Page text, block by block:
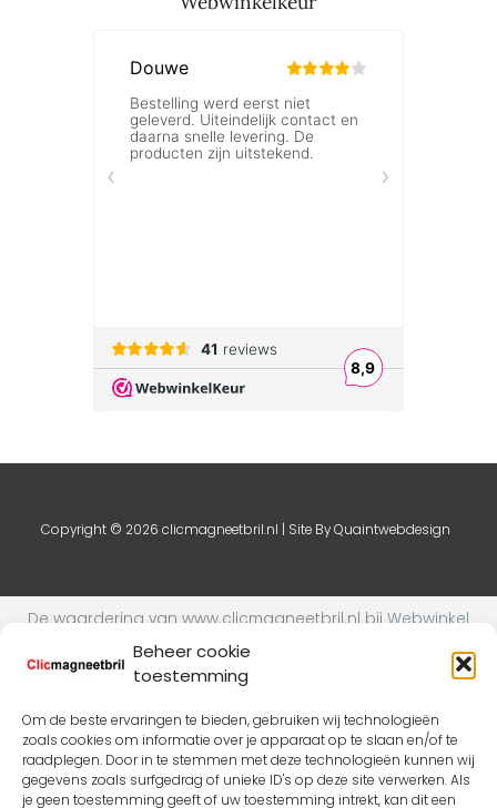
Beheer cookie
toestemming
Om de beste ervaringen te bieden, gebruiken wij technologieën
zoals cookies om informatie over je apparaat op te slaan en/of te
raadplegen. Door in te stemmen met deze technologieën kunnen wij
gegevens zoals surfgedrag of unieke ID's op deze site verwerken. Als
je geen toestemming geeft of uw toestemming intrekt, kan dit een
Copyright © 2026 clicmagneetbril.nl | Site ByQuaintwebdesign
De waardering van www.clicmagneetbril.nl bij Webwinkel
Keurmerk Klantbeoordelingen
reviews.